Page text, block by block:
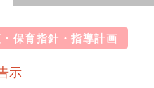
保育指針・指導計画
示